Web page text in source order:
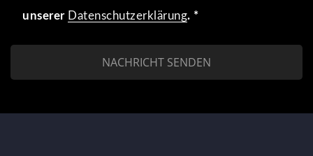
unserer Datenschutzerklärung. *